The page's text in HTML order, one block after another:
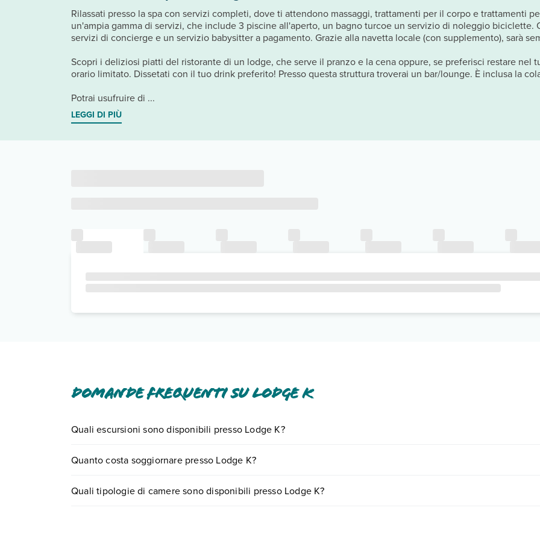
Rilassati presso la spa con servizi completi, dove ti attendono massaggi, trattamenti per il corpo e trattamenti
un'ampia gamma di servizi, che include 3 piscine all'aperto, un bagno turcoe un servizio di noleggio
servizi di concierge e un servizio babysitter a pagamento. Grazie alla navetta locale (con supplemento), sarà
Scopri i deliziosi piatti del ristorante di un lodge, che serve il pranzo e la cena oppure, se preferisci restare nel
orario limitato. Dissetati con il tuo drink preferito! Presso questa struttura troverai un bar/lounge. È inclusa la
Potrai usufruire di ...
LEGGI DI PIÙ
Domande frequenti su Lodge K
Quali escursioni sono disponibili presso Lodge K?
prenotando un appuntamento.
Quanto costa soggiornare presso Lodge K?
partire.
Quali tipologie di camere sono disponibili presso Lodge K?